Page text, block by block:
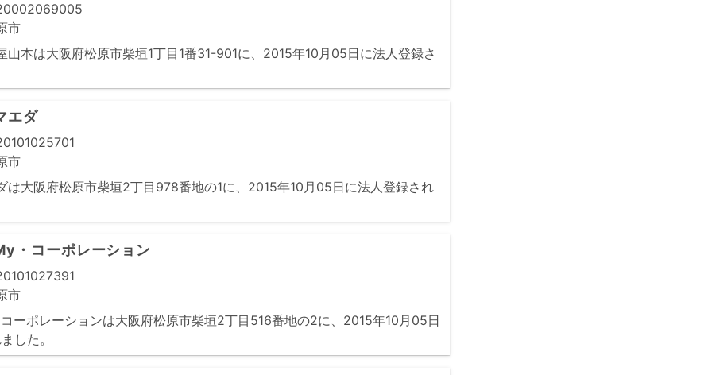
市
山本は大阪府松原市柴垣1丁目1番31-901に、2015年10月05日に法人登録さ
エダ
市
は大阪府松原市柴垣2丁目978番地の1に、2015年10月05日に法人登録され
・コーポレーション
市
ーポレーションは大阪府松原市柴垣2丁目516番地の2に、2015年10月05日
した。